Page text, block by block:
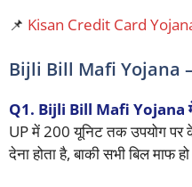
📌 Kisan Credit Card
Bijli Bill Mafi Yojana
Q1. Bijli Bill Mafi Yojana में
UP में 200 यूनिट तक उपयोग
देना होता है, बाकी सभी बिल माफ